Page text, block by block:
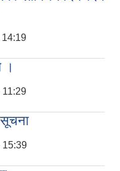
14:19
।
11:29
सूचना
15:39